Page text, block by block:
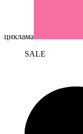
циклама
SALE